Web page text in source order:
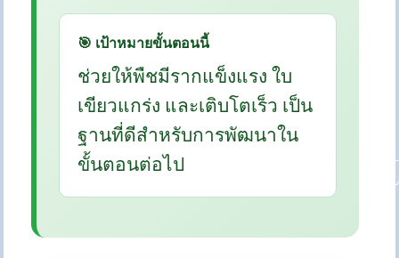
🎯 เป้าหมายขั้นตอนนี้
ช่วยให้พืชมีรากแข็งแรง ใบ
เขียวแกร่ง และเติบโตเร็ว เป็น
ฐานที่ดีสำหรับการพัฒนาใน
ขั้นตอนต่อไป